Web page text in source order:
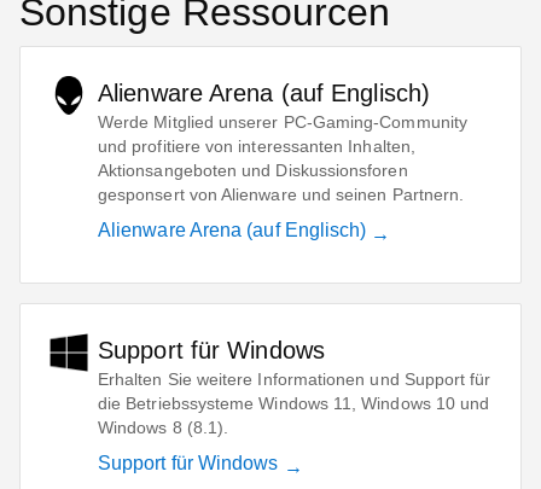
Sonstige Ressourcen
Alienware Arena (auf Englisch)
Werde Mitglied unserer PC-Gaming-Community
und profitiere von interessanten Inhalten,
Aktionsangeboten und Diskussionsforen
gesponsert von Alienware und seinen Partnern.
Alienware Arena (auf Englisch)
Support für Windows
Erhalten Sie weitere Informationen und Support für
die Betriebssysteme Windows 11, Windows 10 und
Windows 8 (8.1).
Support für Windows